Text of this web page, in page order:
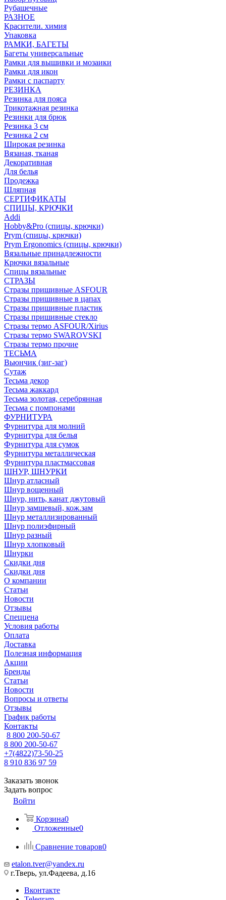
Рубашечные
РАЗНОЕ
Красители. химия
Упаковка
РАМКИ, БАГЕТЫ
Багеты универсальные
Рамки для вышивки и мозаики
Рамки для икон
Рамки с паспарту
РЕЗИНКА
Резинка для пояса
Трикотажная резинка
Резинки для брюк
Резинка 3 см
Резинка 2 см
Широкая резинка
Вязаная, тканая
Декоративная
Для белья
Продежка
Шляпная
СЕРТИФИКАТЫ
СПИЦЫ, КРЮЧКИ
Addi
Hobby&Pro (спицы, крючки)
Prym (спицы, крючки)
Prym Ergonomics (спицы, крючки)
Вязальные принадлежности
Крючки вязальные
Спицы вязальные
СТРАЗЫ
Стразы пришивные ASFOUR
Стразы пришивные в цапах
Стразы пришивные пластик
Стразы пришивные стекло
Стразы термо ASFOUR/Xirius
Стразы термо SWAROVSKI
Стразы термо прочие
ТЕСЬМА
Вьюнчик (зиг-заг)
Сутаж
Тесьма декор
Тесьма жаккард
Тесьма золотая, серебрянная
Тесьма с помпонами
ФУРНИТУРА
Фурнитура для молний
Фурнитура для белья
Фурнитура для сумок
Фурнитура металлическая
Фурнитура пластмассовая
ШНУР, ШНУРКИ
Шнур атласный
Шнур вощенный
Шнур, нить, канат джутовый
Шнур замшевый, кож.зам
Шнур металлизированный
Шнур полиэфирный
Шнур разный
Шнур хлопковый
Шнурки
Скидки дня
Скидки дня
О компании
Статьи
Новости
Отзывы
Спеццена
Условия работы
Оплата
Доставка
Полезная информация
Акции
Бренды
Статьи
Новости
Вопросы и ответы
Отзывы
График работы
Контакты
8 800 200-50-67
8 800 200-50-67
+7(4822)73-50-25
8 910 836 97 59
Заказать звонок
Задать вопрос
Войти
Корзина0
Отложенные0
Сравнение товаров0
etalon.tver@yandex.ru
г.Тверь, ул.Фадеева, д.16
Вконтакте